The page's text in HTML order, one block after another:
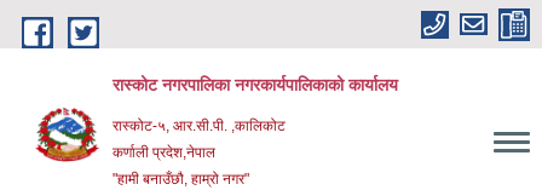
Skip to main content
रास्कोट नगरपालिका नगरकार्यपालिकाको कार्यालय
रास्कोट-५, आर.सी.पी. ,कालिकोट
कर्णाली प्रदेश,नेपाल
"हामी बनाउँछौ, हाम्रो नगर"